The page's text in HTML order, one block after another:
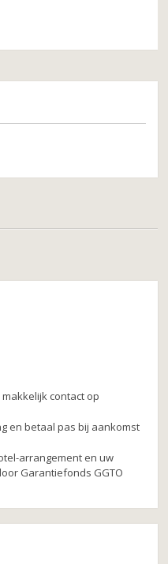
contact op
en betaal pas bij aankomst
arrangement en uw
Garantiefonds GGTO